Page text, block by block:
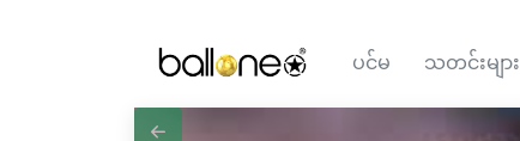
ပင်မ သတင်းများ